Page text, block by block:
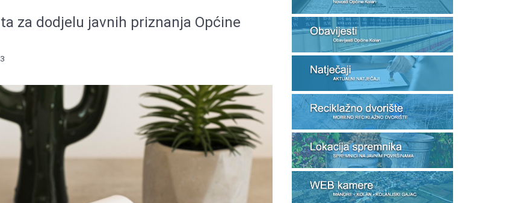
za dodjelu javnih priznanja Općine